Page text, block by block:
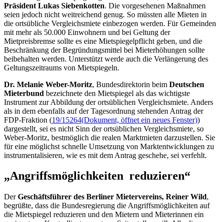
Präsident Lukas Siebenkotten. Die vorgesehenen Maßnahmen
seien jedoch nicht weitreichend genug. So müssten alle Mieten in
die ortsübliche Vergleichsmiete einbezogen werden. Für Gemeinden
mit mehr als 50.000 Einwohnern und bei Geltung der
Mietpreisbremse sollte es eine Mietspiegelpflicht geben, und die
Beschränkung der Begründungsmittel bei Mieterhöhungen sollte
beibehalten werden. Unterstützt werde auch die Verlängerung des
Geltungszeitraums von Mietspiegeln.
Dr. Melanie Weber-Moritz, Bundesdirektorin beim Deutschen
Mieterbund bezeichnete den Mietspiegel als das wichtigste
Instrument zur Abbildung der ortsüblichen Vergleichsmiete. Anders
als in dem ebenfalls auf der Tagesordnung stehenden Antrag der
FDP-Fraktion (19/15264(Dokument, öffnet ein neues Fenster))
dargestellt, sei es nicht Sinn der ortsüblichen Vergleichsmiete, so
Weber-Moritz, bestmöglich die realen Marktmieten darzustellen. Sie
für eine möglichst schnelle Umsetzung von Marktentwicklungen zu
instrumentalisieren, wie es mit dem Antrag geschehe, sei verfehlt.
„Angriffsmöglichkeiten reduzieren“
DerGeschäftsführer des Berliner Mietervereins, Reiner Wild,
begrüßte, dass die Bundesregierung die Angriffsmöglichkeiten auf
die Mietspiegel reduzieren und den Mietern und Mieterinnen ein